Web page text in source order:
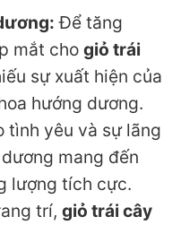
Để tăng
mắt cho giỏ trái
sự xuất hiện của
hướng dương.
tình yêu và sự lãng
mang đến
lượng tích cực.
trí, giỏ trái cây